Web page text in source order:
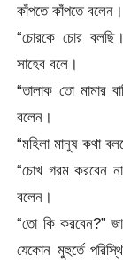
কাঁপতে কাঁপতে বলেন।
“চোরকে চোর
সাহেব বলে।
“তালাক তো মামার
বলেন।
“মহিলা মানুষ কথা
“চোখ গরম করবেন
বলেন।
“তো কি করবেন?”
যেকোন মুহুর্তে